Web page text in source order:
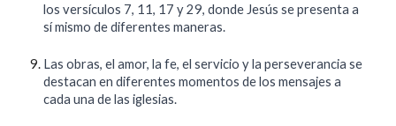
los versículos 7, 11, 17 y 29, donde Jesús se presenta a
sí mismo de diferentes maneras.
Las obras, el amor, la fe, el servicio y la perseverancia se
destacan en diferentes momentos de los mensajes a
cada una de las iglesias.